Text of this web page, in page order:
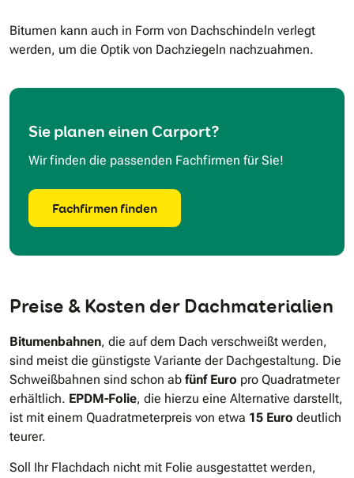
Bitumen kann auch in Form von Dachschindeln verlegt
werden, um die Optik von Dachziegeln nachzuahmen.
Sie planen einen Carport?
Wir finden die passenden Fachfirmen für Sie!
Fachfirmen finden
Preise & Kosten der Dachmaterialien
Bitumenbahnen, die auf dem Dach verschweißt werden,
sind meist die günstigste Variante der Dachgestaltung. Die
Schweißbahnen sind schon ab fünf Euro pro Quadratmeter
erhältlich. EPDM-Folie, die hierzu eine Alternative darstellt,
ist mit einem Quadratmeterpreis von etwa 15 Euro deutlich
teurer.
Soll Ihr Flachdach nicht mit Folie ausgestattet werden,